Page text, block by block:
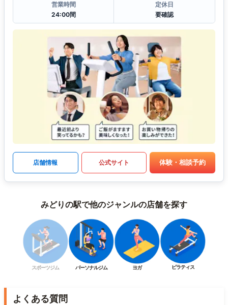
営業時間
24:00間
定休日
要確認
店舗情報 公式サイト 体験・相談予約
みどりの駅で他のジャンルの店舗を探す
スポーツジム パーソナルジム ヨガ ピラティス
よくある質問